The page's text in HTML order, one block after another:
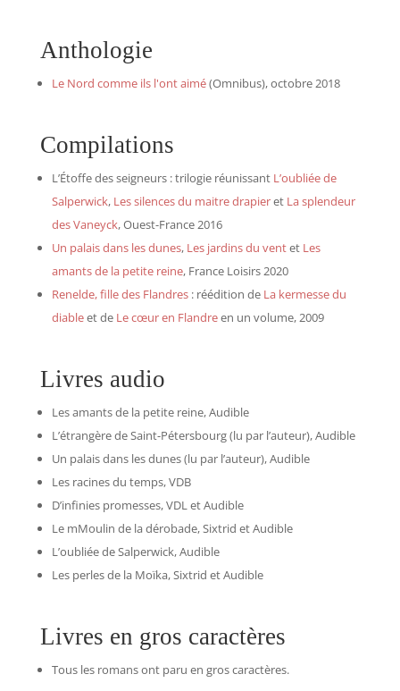
Anthologie
Le Nord comme ils l'ont aimé(Omnibus), octobre 2018
Compilations
L’Étoffe des seigneurs : trilogie réunissant L’oubliée de
Salperwick, Les silences du maitre drapieret La splendeur
des Vaneyck, Ouest-France 2016
Un palais dans les dunes, Les jardins du ventet Les
amants de la petite reine, France Loisirs 2020
Renelde, fille des Flandres: réédition de La kermesse du
diableet de Le cœur en Flandreen un volume, 2009
Livres audio
Les amants de la petite reine, Audible
L’étrangère de Saint-Pétersbourg (lu par l’auteur), Audible
Un palais dans les dunes (lu par l’auteur), Audible
Les racines du temps, VDB
D’infinies promesses, VDL et Audible
Le mMoulin de la dérobade, Sixtrid et Audible
L’oubliée de Salperwick, Audible
Les perles de la Moïka, Sixtrid et Audible
Livres en gros caractères
Tous les romans ont paru en gros caractères.